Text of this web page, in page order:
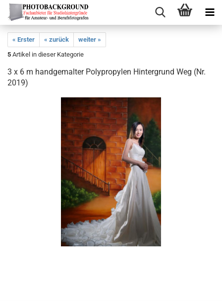
« Erster « zurück
weiter »
5 Artikel in dieser Kategorie
3 x 6 m handgemalter Polypropylen Hintergrund Weg (Nr.
2019)